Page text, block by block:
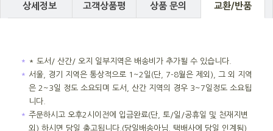
상세정보 고객상품평 상품 문의 교환/반품
＊
* 도서/ 산간/ 오지 일부지역은 배송비가 추가될 수 있습니다.
＊ 서울, 경기 지역은 통상적으로 1~2일(단, 7-8월은 제외), 그 외 지역
은 2~3일 정도 소요되며 도서, 산간 지역의 경우 3~7일정도 소요됩
니다.
＊ 주문하시고 오후2시이전에 입금완료(단, 토/일/공휴일 및 천재지변
외) 하시면 당일 출고됩니다.(당일배송아님, 택배사에 당일 인계됨)